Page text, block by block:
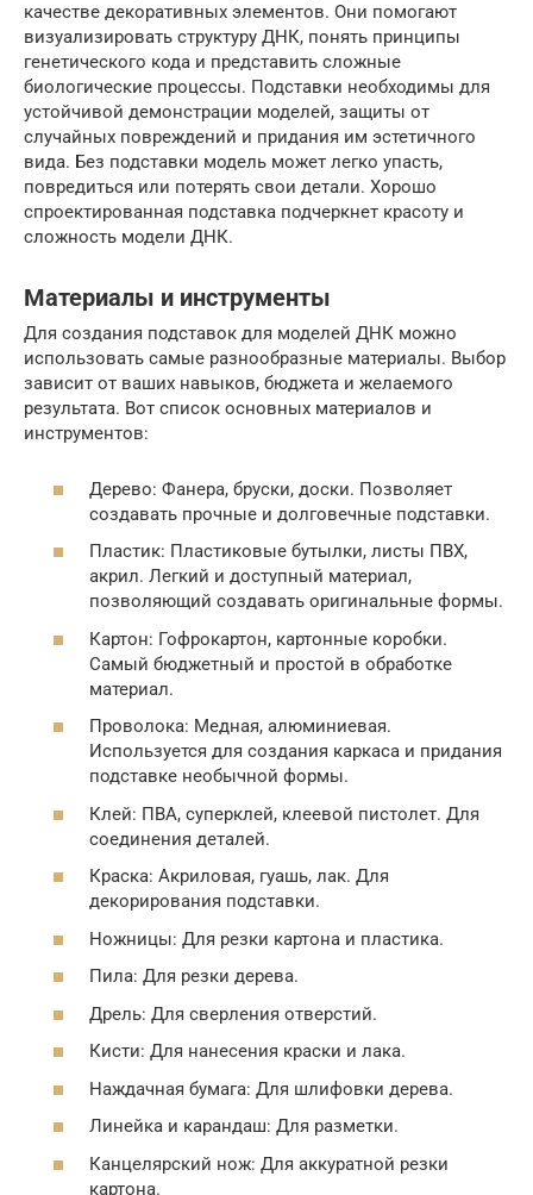
качестве декоративных элементов. Они помогают
визуализировать структуру ДНК, понять принципы
генетического кода и представить сложные
биологические процессы. Подставки необходимы для
устойчивой демонстрации моделей, защиты от
случайных повреждений и придания им эстетичного
вида. Без подставки модель может легко упасть,
повредиться или потерять свои детали. Хорошо
спроектированная подставка подчеркнет красоту и
сложность модели ДНК.
Материалы и инструменты
Для создания подставок для моделей ДНК можно
использовать самые разнообразные материалы. Выбор
зависит от ваших навыков, бюджета и желаемого
результата. Вот список основных материалов и
инструментов:
Дерево: Фанера, бруски, доски. Позволяет
создавать прочные и долговечные подставки.
Пластик: Пластиковые бутылки, листы ПВХ,
акрил. Легкий и доступный материал,
позволяющий создавать оригинальные формы.
Картон: Гофрокартон, картонные коробки.
Самый бюджетный и простой в обработке
материал.
Проволока: Медная, алюминиевая.
Используется для создания каркаса и придания
подставке необычной формы.
Клей: ПВА, суперклей, клеевой пистолет. Для
соединения деталей.
Краска: Акриловая, гуашь, лак. Для
декорирования подставки.
Ножницы: Для резки картона и пластика.
Пила: Для резки дерева.
Дрель: Для сверления отверстий.
Кисти: Для нанесения краски и лака.
Наждачная бумага: Для шлифовки дерева.
Линейка и карандаш: Для разметки.
Канцелярский нож: Для аккуратной резки
картона.